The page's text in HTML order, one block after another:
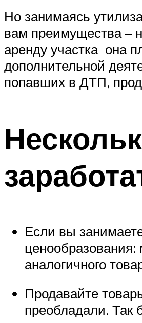
Но занимаясь
вам преимущества –
аренду участка она
дополнительной
попавших в ДТП,
Если вы
ценообразования:
аналогичного
Продавайте
преобладали. Так